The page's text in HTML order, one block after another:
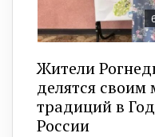
Жители
делятся
традиций в
России